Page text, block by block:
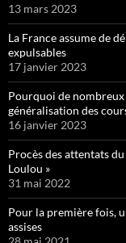
13 mars 2023
La France assume de
expulsables
17 janvier 2023
Pourquoi de nombreux
généralisation des
16 janvier 2023
Procès des attentats
Loulou »
31 mai 2022
Pour la première fois,
assises